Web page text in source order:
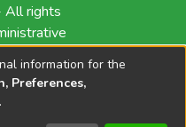
All rights
information for the
Preferences,
.